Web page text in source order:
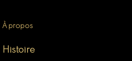
À propos
Histoire